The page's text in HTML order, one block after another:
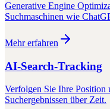
Generative Engine
Suchmaschinen wie
Mehr erfahren
AI-Search-Tracking
Verfolgen Sie Ihre
Suchergebnissen über Zeit.